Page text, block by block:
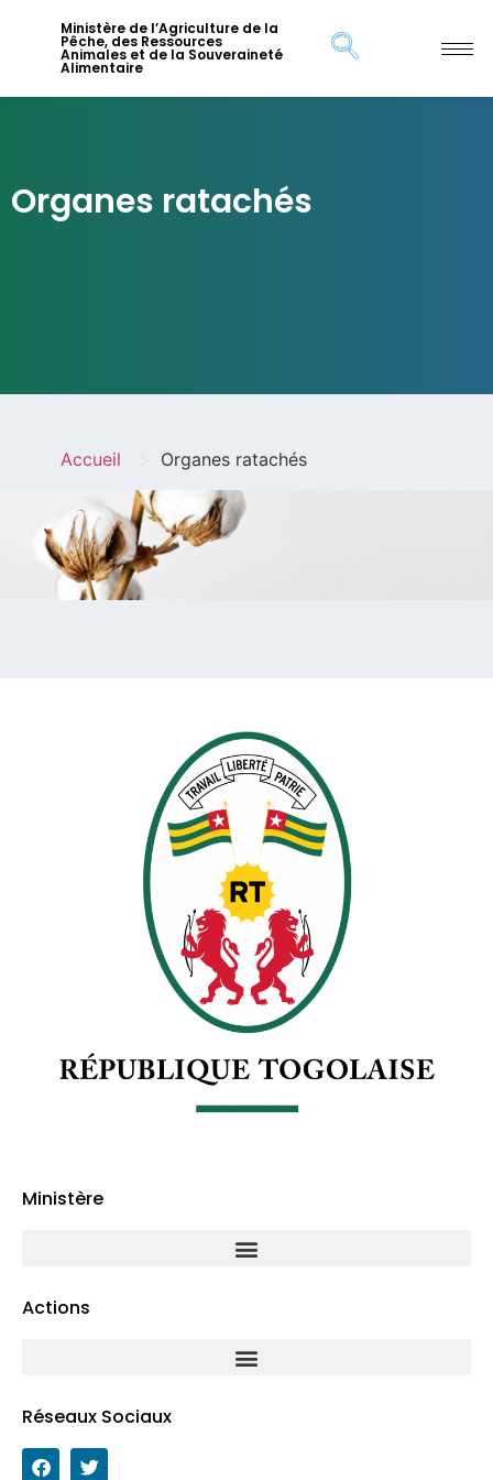
Ministère de l’Agriculture de la
Pêche, des Ressources
Animales et de la Souveraineté
Alimentaire
Organes ratachés
Accueil Organes ratachés
Ministère
Actions
Réseaux Sociaux